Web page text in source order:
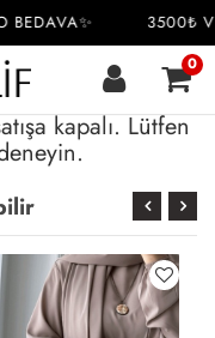
BEDAVA✨ 3500₺
0
kapalı. Lütfen